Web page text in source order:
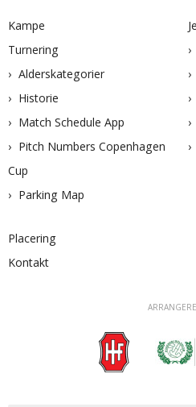
Kampe
Turnering
Alderskategorier
Historie
Match Schedule App
Pitch Numbers Copenhagen
Cup
Parking Map
Placering
Kontakt